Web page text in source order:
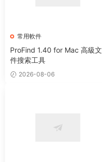
常用軟件
ProFind 1.40 for Mac 高級文
件搜索工具
2026-08-06